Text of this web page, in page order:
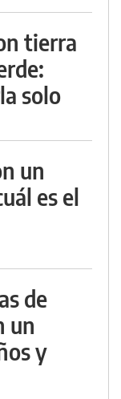
tierra
solo
un
es el
de
un
y